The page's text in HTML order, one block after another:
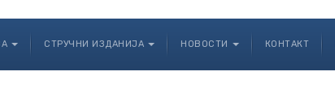
СТРУЧНИ ИЗДАНИЈА НОВОСТИ КОНТАКТ